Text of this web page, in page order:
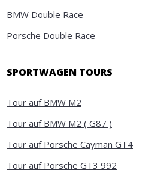
BMW Double Race
Porsche Double Race
SPORTWAGEN TOURS
Tour auf BMW M2
Tour auf BMW M2 ( G87 )
Tour auf Porsche Cayman GT4
Tour auf Porsche GT3 992